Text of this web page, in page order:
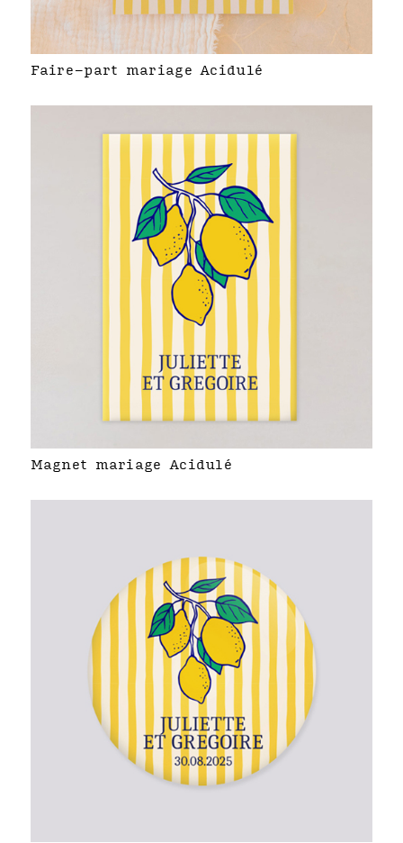
Faire-part mariage Acidulé
Magnet mariage Acidulé